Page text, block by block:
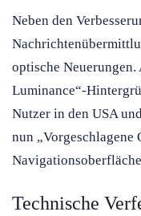
Neben den
optische Neuerungen.
Luminance“-
Nutzer in den USA
nun „Vorgeschlagene
Technische